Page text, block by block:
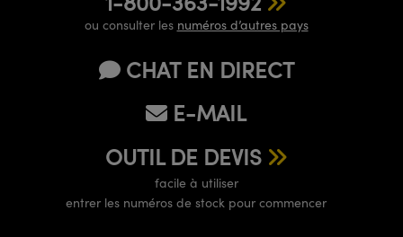
ou consulter les numéros d’autres pays
CHAT EN DIRECT
E-MAIL
OUTIL DE DEVIS
facile à utiliser
entrer les numéros de stock pour commencer